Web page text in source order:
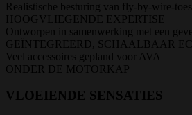
Realistische besturing van fly-by-wire-
HOOGVLIEGENDE EXPERTISE
Ontworpen in samenwerking met een
GEÏNTEGREERD, SCHAALBAAR
Veel accessoires gepland voor AVA
ONDER DE MOTORKAP
VLOEIENDE SENSATIES